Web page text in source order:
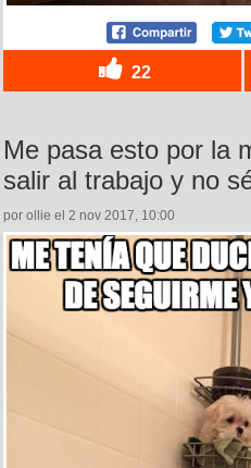
22
Me pasa esto por la
salir al trabajo y no
por ollie el 2 nov 2017, 10:00